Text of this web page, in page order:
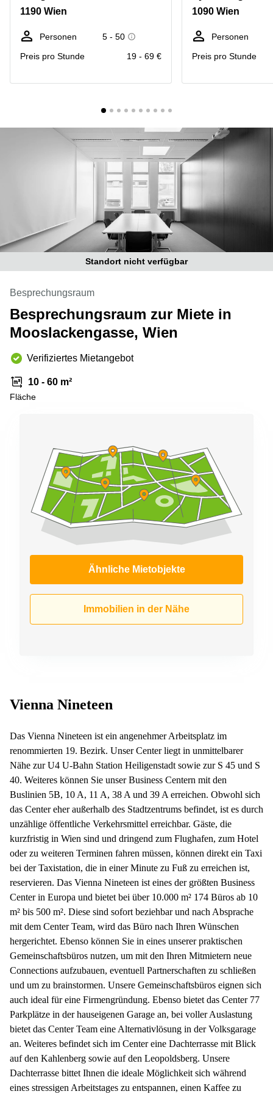
mieten
Salzburg
Business
Salzburg
Coworking
Space
Büro
Linz
Coworking
Linz
Wienerbergstraße
Simmeringer
Hauptstrasse
Donau-
2 1150
Wien
Fröhlich-
Straße
1190 Wien
Personen
5 - 50
Preis pro Stunde
19 - 69 €
1090 Wien
Personen
Preis pro Stunde
Standort nicht verfügbar
Besprechungsraum
Besprechungsraum zur Miete in
Mooslackengasse, Wien
Verifiziertes Mietangebot
10 - 60 m²
Fläche
Ähnliche Mietobjekte
Immobilien in der Nähe
Vienna Nineteen
Das Vienna Nineteen ist ein angenehmer Arbeitsplatz im
renommierten 19. Bezirk. Unser Center liegt in unmittelbarer
Nähe zur U4 U-Bahn Station Heiligenstadt sowie zur S 45 und S
40. Weiteres können Sie unser Business Centern mit den
Buslinien 5B, 10 A, 11 A, 38 A und 39 A erreichen. Obwohl sich
das Center eher außerhalb des Stadtzentrums befindet, ist es durch
unzählige öffentliche Verkehrsmittel erreichbar. Gäste, die
kurzfristig in Wien sind und dringend zum Flughafen, zum Hotel
oder zu weiteren Terminen fahren müssen, können direkt ein Taxi
bei der Taxistation, die in einer Minute zu Fuß zu erreichen ist,
reservieren. Das Vienna Nineteen ist eines der größten Business
Center in Europa und bietet bei über 10.000 m² 174 Büros ab 10
m² bis 500 m². Diese sind sofort beziehbar und nach Absprache
mit dem Center Team, wird das Büro nach Ihren Wünschen
hergerichtet. Ebenso können Sie in eines unserer praktischen
Gemeinschaftsbüros nutzen, um mit den Ihren Mitmietern neue
Connections aufzubauen, eventuell Partnerschaften zu schließen
und um zu brainstormen. Unsere Gemeinschaftsbüros eignen sich
auch ideal für eine Firmengründung. Ebenso bietet das Center 77
Parkplätze in der hauseigenen Garage an, bei voller Auslastung
bietet das Center Team eine Alternativlösung in der Volksgarage
an. Weiteres befindet sich im Center eine Dachterrasse mit Blick
auf den Kahlenberg sowie auf den Leopoldsberg. Unsere
Dachterrasse bittet Ihnen die ideale Möglichkeit sich während
eines stressigen Arbeitstages zu entspannen, einen Kaffee zu